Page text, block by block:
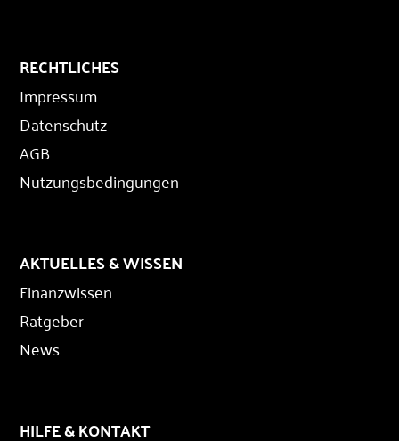
RECHTLICHES
Impressum
Datenschutz
AGB
Nutzungsbedingungen
AKTUELLES & WISSEN
Finanzwissen
Ratgeber
News
HILFE & KONTAKT